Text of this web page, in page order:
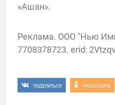
«Ашан».
Реклама. ООО "Нью
7708378723. erid:
ПОДЕЛИТЬСЯ РАССКАЗАТЬ